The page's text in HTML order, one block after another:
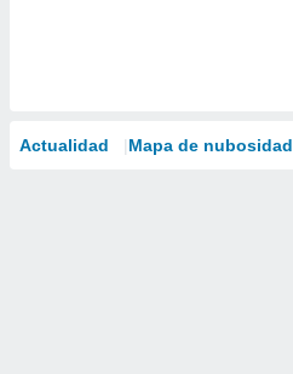
Actualidad Mapa de nubosidad